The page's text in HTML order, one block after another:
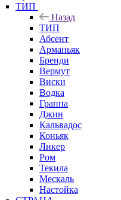
ТИП
Назад
ТИП
Абсент
Арманьяк
Бренди
Вермут
Виски
Водка
Граппа
Джин
Кальвадос
Коньяк
Ликер
Ром
Текила
Мескаль
Настойка